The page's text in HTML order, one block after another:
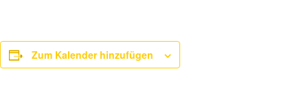
Zum Kalender hinzufügen